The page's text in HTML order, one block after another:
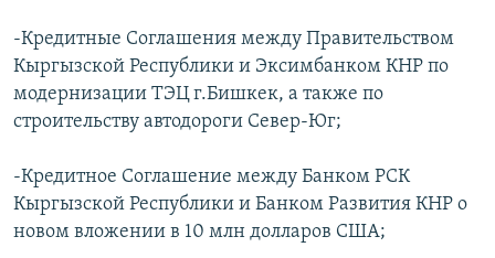
-Кредитные Соглашения между Правительством
Кыргызской Республики и Эксимбанком КНР по
модернизации ТЭЦ г.Бишкек, а также по
строительству автодороги Север-Юг;
-Кредитное Соглашение между Банком РСК
Кыргызской Республики и Банком Развития КНР о
новом вложении в 10 млн долларов США;